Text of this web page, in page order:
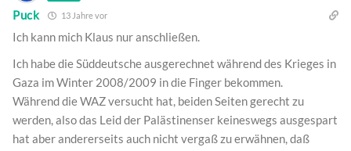
Puck 13 Jahre vor
Ich kann mich Klaus nur anschließen.
Ich habe die Süddeutsche ausgerechnet während des Krieges in
Gaza im Winter 2008/2009 in die Finger bekommen.
Während die WAZ versucht hat, beiden Seiten gerecht zu
werden, also das Leid der Palästinenser keineswegs ausgespart
hat aber andererseits auch nicht vergaß zu erwähnen, daß